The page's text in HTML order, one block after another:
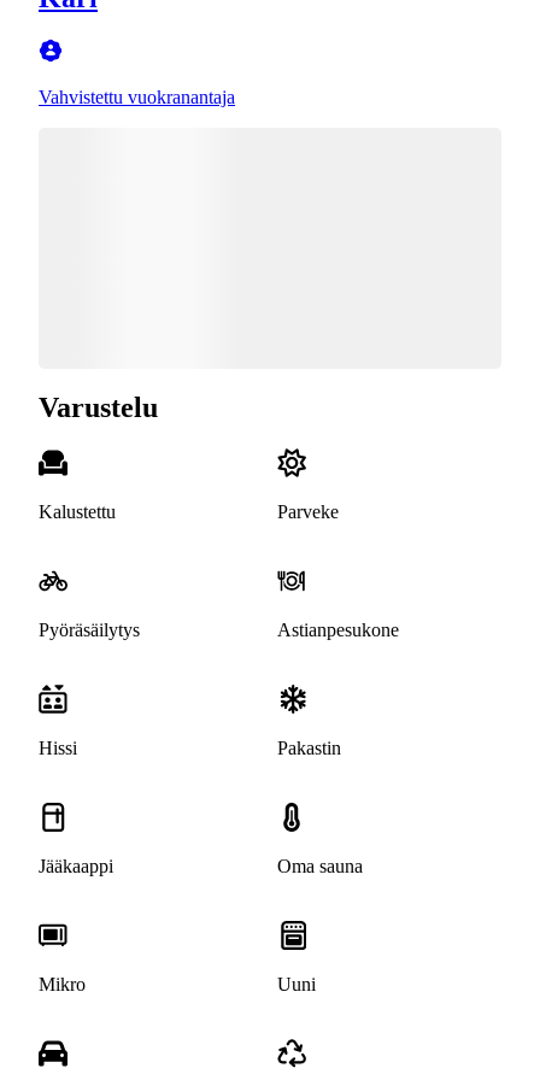
Vahvistettu vuokranantaja
Varustelu
Kalustettu Parveke
Pyöräsäilytys Astianpesukone
Hissi Pakastin
Jääkaappi Oma sauna
Mikro Uuni